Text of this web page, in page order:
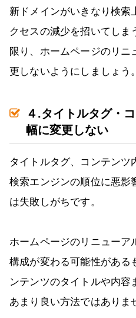
新ドメインがいきなり検索
クセスの減少を招いてしま
限り、ホームページのリ
更しないようにしましょう。
４.タイトルタグ・
幅に変更しない
タイトルタグ、コンテンツ
検索エンジンの順位に悪影
は失敗しがちです。
ホームページのリニューア
構成が変わる可能性がある
ンテンツのタイトルや内容
あまり良い方法ではありま